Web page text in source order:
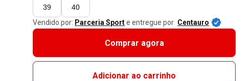
39
40
Vendido por: Parceria Sporte entregue por Centauro
Comprar agora
Adicionar ao carrinho